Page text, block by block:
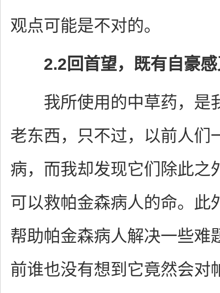
观点可能是不对的。
2.2回首望，既有自豪
我所使用的中草药，是
老东西，只不过，以前人们
病，而我却发现它们除此之
可以救帕金森病人的命。此
帮助帕金森病人解决一些难
前谁也没有想到它竟然会对